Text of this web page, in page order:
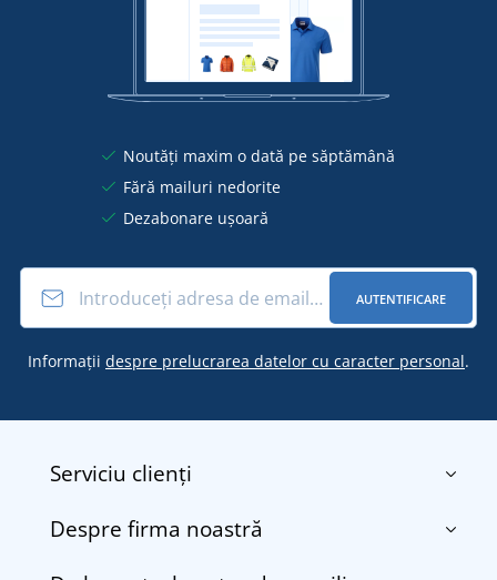
Noutăți maxim o dată pe săptămână
Fără mailuri nedorite
Dezabonare ușoară
AUTENTIFICARE
Informații despre prelucrarea datelor cu caracter personal.
Serviciu clienți
Contact
Despre firma noastră